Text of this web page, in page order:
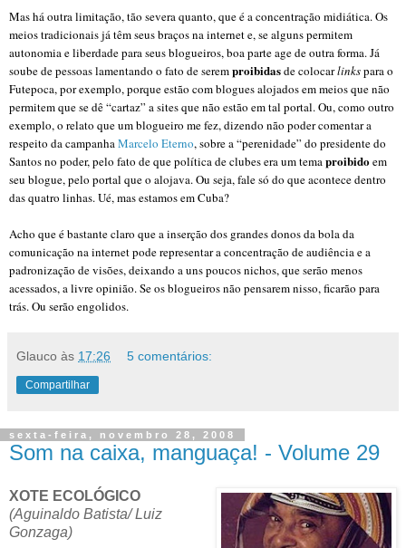
Mas há outra limitação, tão severa quanto, que é a concentração midiática. Os
meios tradicionais já têm seus braços na internet e, se alguns permitem
autonomia e liberdade para seus blogueiros, boa parte age de outra forma. Já
soube de pessoas lamentando o fato de seremproibidasde colocarlinkspara o
Futepoca, por exemplo, porque estão com blogues alojados em meios que não
permitem que se dê “cartaz” a sites que não estão em tal portal. Ou, como outro
exemplo, o relato que um blogueiro me fez, dizendo não poder comentar a
respeito da campanhaMarcelo Eterno, sobre a “perenidade” do presidente do
Santos no poder, pelo fato de que política de clubes era um temaproibidoem
seu blogue, pelo portal que o alojava. Ou seja, fale só do que acontece dentro
das quatro linhas. Ué, mas estamos em Cuba?
Acho que é bastante claro que a inserção dos grandes donos da bola da
comunicação na internet pode representar a concentração de audiência e a
padronização de visões, deixando a uns poucos nichos, que serão menos
acessados, a livre opinião. Se os blogueiros não pensarem nisso, ficarão para
trás. Ou serão engolidos.
Glauco às 17:26 5 comentários:
Compartilhar
sexta-feira, novembro 28, 2008
Som na caixa, manguaça! - Volume 29
XOTE ECOLÓGICO
(Aguinaldo Batista/ Luiz
Gonzaga)